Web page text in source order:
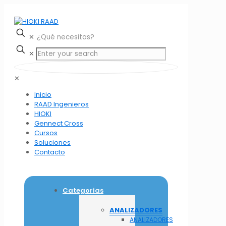
✕
✕
✕
Inicio
RAAD Ingenieros
HIOKI
Gennect Cross
Cursos
Soluciones
Contacto
Categorias
ANALIZADORES
ANALIZADORES